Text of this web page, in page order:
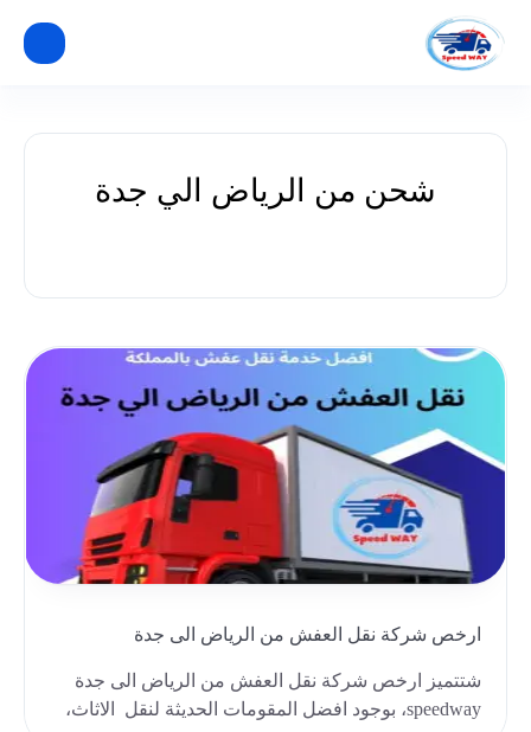
شحن من الرياض الي جدة
ارخص شركة نقل العفش من الرياض الى جدة
شتتميز ارخص شركة نقل العفش من الرياض الى جدة
speedway، بوجود افضل المقومات الحديثة لنقل الاثاث،